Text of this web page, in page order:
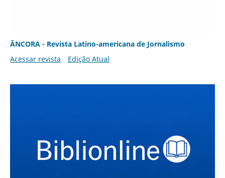
ÂNCORA - Revista Latino-americana de Jornalismo
Acessar revista
Edição Atual